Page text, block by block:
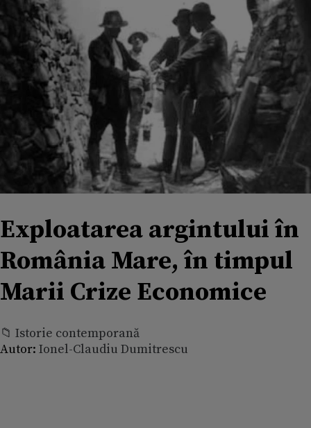
Exploatarea argintului în
România Mare, în timpul
Marii Crize Economice
📁 Istorie contemporană
Autor: Ionel-Claudiu Dumitrescu